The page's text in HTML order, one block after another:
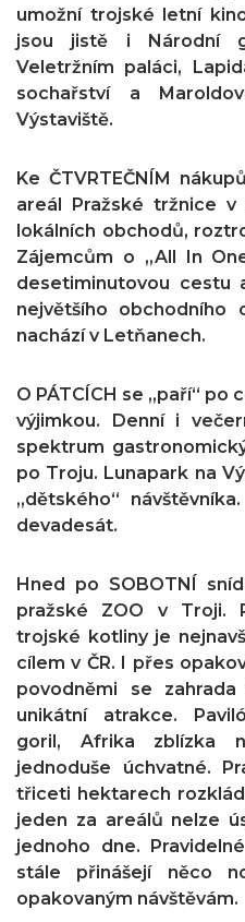
umožní trojské letní
jsou jistě i Národní
Veletržním paláci,
sochařství a
Výstaviště.
Ke ČTVRTEČNÍM
areál Pražské tržnice
lokálních obchodů,
Zájemcům o „All In
desetiminutovou
největšího
nachází v Letňanech.
O PÁTCÍCH se „paří“ po
výjimkou. Denní i
spektrum
po Troju. Lunapark na
„dětského“
devadesát.
Hned po SOBOTNÍ
pražské ZOO v Troji.
trojské kotliny je
cílem v ČR. I přes
povodněmi se
unikátní atrakce.
goril, Afrika zblízka
jednoduše úchvatné.
třiceti hektarech
jeden za areálů nelze
jednoho dne.
stále přinášejí něco
opakovaným návštěvám.